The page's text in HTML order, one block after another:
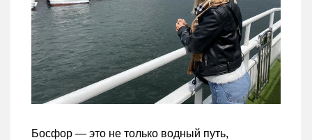
Босфор — это не только водный путь,